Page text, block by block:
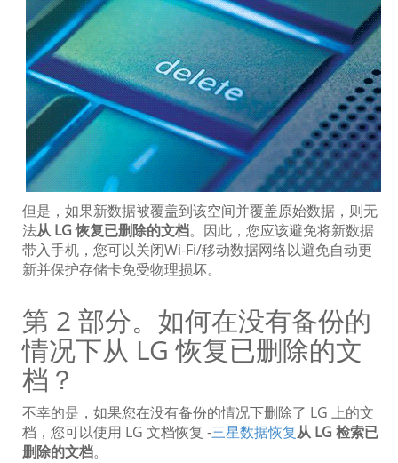
但是，如果新数据被覆盖到该空间并覆盖原始数据，则无
法从 LG 恢复已删除的文档。因此，您应该避免将新数据
带入手机，您可以关闭Wi-Fi/移动数据网络以避免自动更
新并保护存储卡免受物理损坏。
第 2 部分。如何在没有备份的
情况下从 LG 恢复已删除的文
档？
不幸的是，如果您在没有备份的情况下删除了 LG 上的文
档，您可以使用 LG 文档恢复 -三星数据恢复从 LG 检索已
删除的文档。